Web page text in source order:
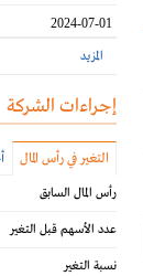
2024-07-01
المزيد
إجراءات الشركة
التغير في رأس المال
رأس المال السابق
عدد الأسهم قبل التغير
نسبة التغير